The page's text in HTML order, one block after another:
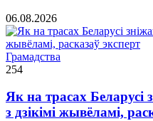
06.08.2026
Грамадства
254
Як на трасах
з дзікімі жывёламі,